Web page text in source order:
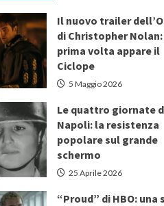
Il nuovo trailer
di Christopher
prima volta appare il
Ciclope
5 Maggio 2026
Le quattro giornate
Napoli: la resistenza
popolare sul grande
schermo
25 Aprile 2026
“Proud” di HBO: una